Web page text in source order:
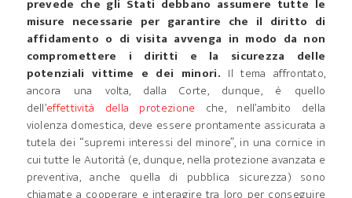
prevede che gli Stati debbano assumere tutte le
misure necessarie per garantire che il diritto di
affidamento o di visita avvenga in modo da non
compromettere i diritti e la sicurezza delle
potenziali vittime e dei minori. Il tema affrontato,
ancora una volta, dalla Corte, dunque, è quello
dell’effettività della protezione che, nell’ambito della
violenza domestica, deve essere prontamente assicurata a
tutela dei “supremi interessi del minore”, in una cornice in
cui tutte le Autorità (e, dunque, nella protezione avanzata e
preventiva, anche quella di pubblica sicurezza) sono